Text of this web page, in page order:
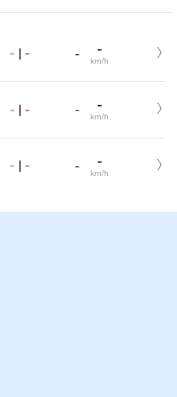
- | - - -
km/h
- | - - -
km/h
- | - - -
km/h